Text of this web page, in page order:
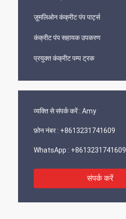
ज़ूमलिओन कंक्रीट पंप पार्ट्स
कंक्रीट पंप सहायक उपकरण
प्रयुक्त कंक्रीट पम्प ट्रक
व्यक्ति से संपर्क करें : Amy
फ़ोन नंबर : +8613231741609
WhatsApp : +8613231741609
संपर्क करें